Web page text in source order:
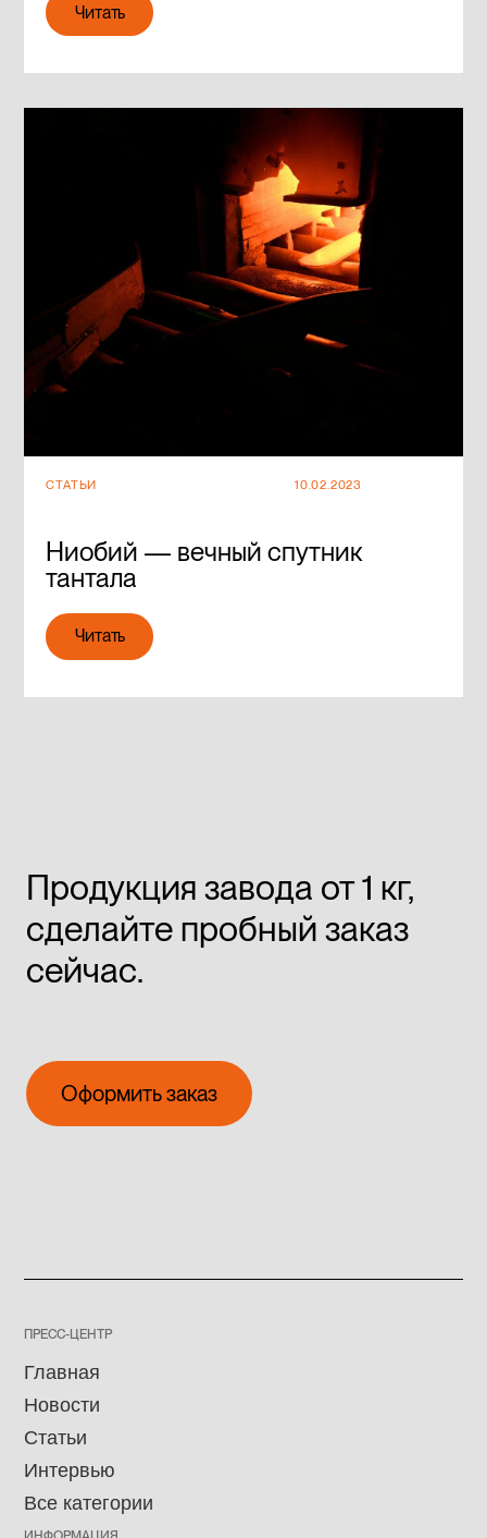
Читать
Читать
СТАТЬИ 10.02.2023
Ниобий — вечный спутник
тантала
Читать
Читать
Продукция завода от 1 кг,
сделайте пробный заказ
сейчас.
Оформить заказ
ПРЕСС-ЦЕНТР
Главная
Новости
Статьи
Интервью
Все категории